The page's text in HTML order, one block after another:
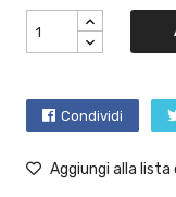
Condividi
Aggiungi alla lista